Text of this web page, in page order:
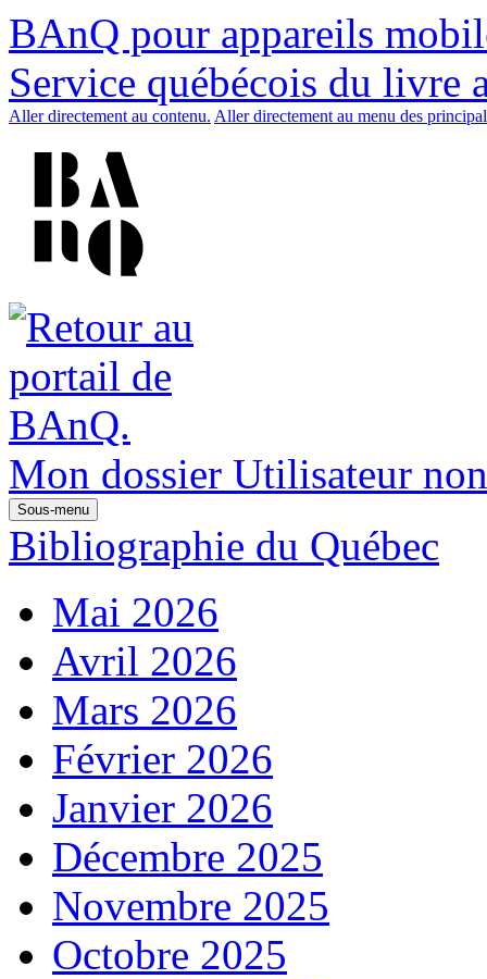
BAnQ pour appareils
Service québécois du livre
Aller directement au contenu. Aller directement au menu des
Mon dossier Utilisateur
Sous-menu
Bibliographie du Québec
Mai 2026
Avril 2026
Mars 2026
Février 2026
Janvier 2026
Décembre 2025
Novembre 2025
Octobre 2025